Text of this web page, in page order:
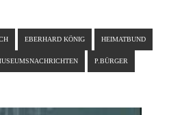
EBERHARD KÖNIG HEIMATBUND
P.BÜRGER